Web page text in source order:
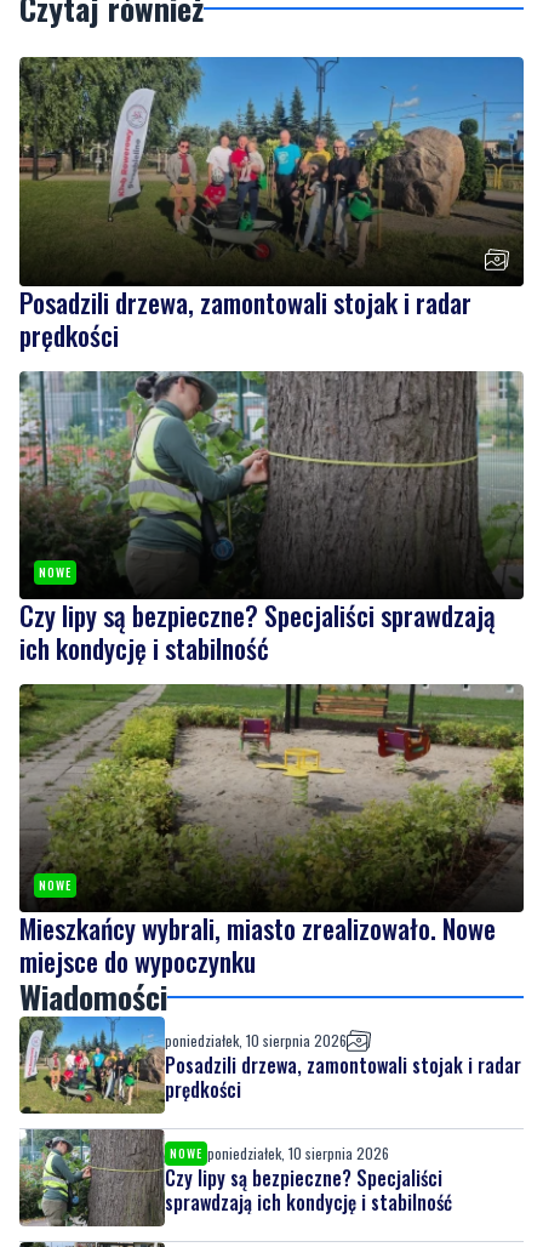
Posadzili drzewa, zamontowali stojak i radar
prędkości
NOWE
Czy lipy są bezpieczne? Specjaliści sprawdzają
ich kondycję i stabilność
NOWE
Mieszkańcy wybrali, miasto zrealizowało. Nowe
miejsce do wypoczynku
Wiadomości
poniedziałek, 10 sierpnia 2026
Posadzili drzewa, zamontowali stojak i radar
prędkości
NOWE poniedziałek, 10 sierpnia 2026
Czy lipy są bezpieczne? Specjaliści
NOWE poniedziałek, 10 sierpnia 2026
Mieszkańcy wybrali, miasto zrealizowało.